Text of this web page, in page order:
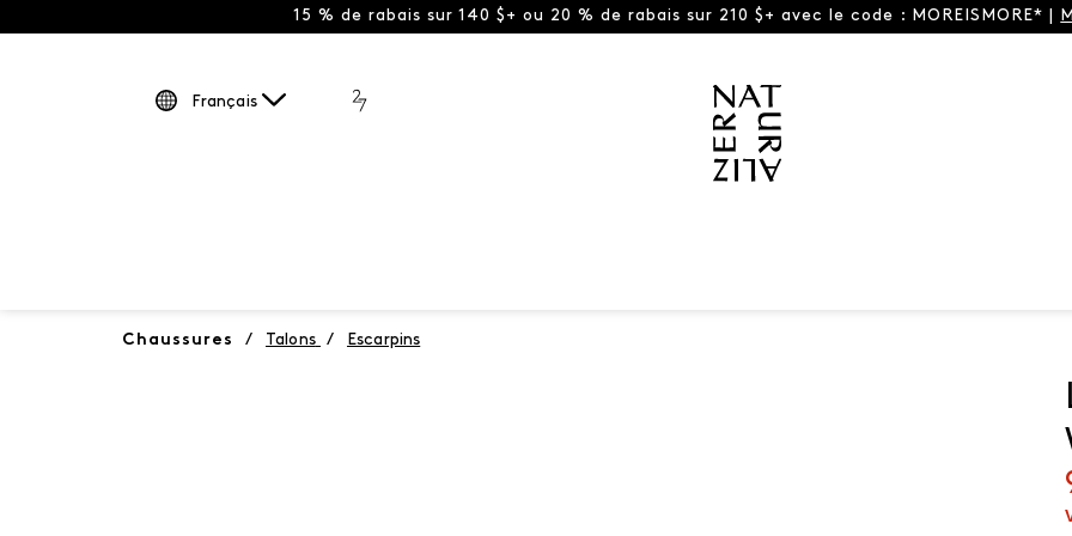
15 % de rabais sur 140 $+ ou 20 % de rabais sur 210 $+ avec le code : MOREISMORE* |
Français
Chaussures / Talons / Escarpins